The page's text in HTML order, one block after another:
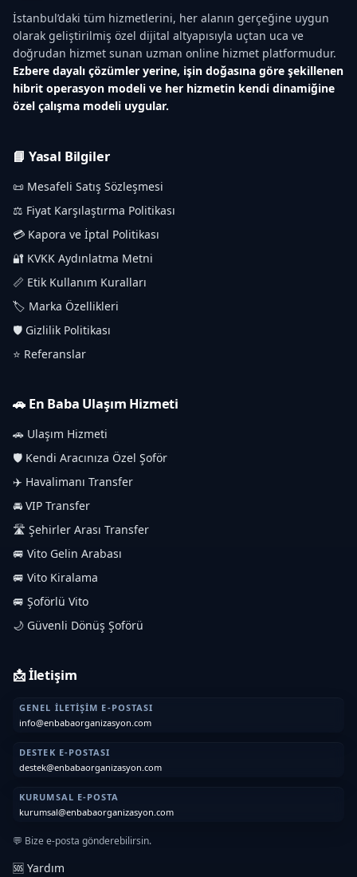
İstanbul’daki tüm hizmetlerini, her alanın gerçeğine uygun
olarak geliştirilmiş özel dijital altyapısıyla uçtan uca ve
doğrudan hizmet sunan uzman online hizmet platformudur.
Ezbere dayalı çözümler yerine, işin doğasına göre şekillenen
hibrit operasyon modeli ve her hizmetin kendi dinamiğine
özel çalışma modeli uygular.
📘 Yasal Bilgiler
📜 Mesafeli Satış Sözleşmesi
⚖️ Fiyat Karşılaştırma Politikası
💳 Kapora ve İptal Politikası
🔐 KVKK Aydınlatma Metni
📏 Etik Kullanım Kuralları
🏷️ Marka Özellikleri
🛡️ Gizlilik Politikası
⭐ Referanslar
🚗 En Baba Ulaşım Hizmeti
🚗 Ulaşım Hizmeti
🛡️ Kendi Aracınıza Özel Şoför
✈️ Havalimanı Transfer
🚘 VIP Transfer
🛣️ Şehirler Arası Transfer
🚐 Vito Gelin Arabası
🚐 Vito Kiralama
🚐 Şoförlü Vito
🌙 Güvenli Dönüş Şoförü
📩 İletişim
GENEL İLETIŞIM E-POSTASI
info@enbabaorganizasyon.com
DESTEK E-POSTASI
destek@enbabaorganizasyon.com
KURUMSAL E-POSTA
kurumsal@enbabaorganizasyon.com
💬 Bize e-posta gönderebilirsin.
🆘 Yardım